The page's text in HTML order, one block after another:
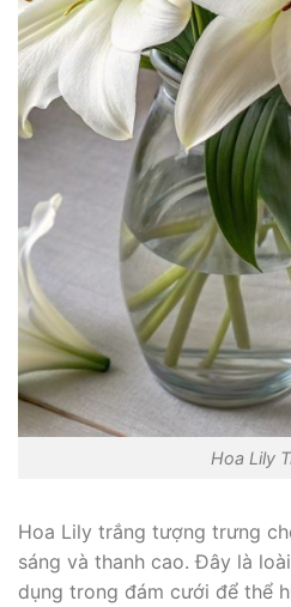
Hoa Lily
Hoa Lily trắng tượng trưng
sáng và thanh cao. Đây là
dụng trong đám cưới để thể